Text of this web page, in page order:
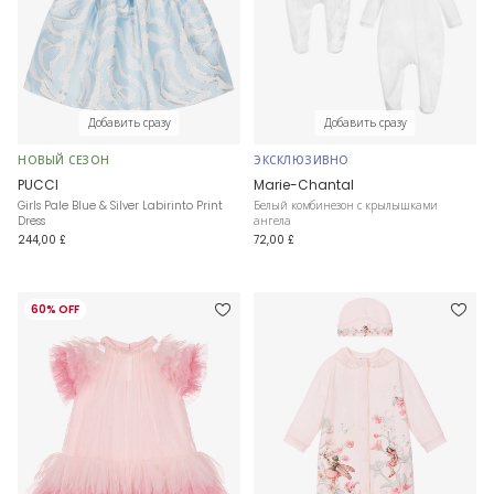
Добавить сразу
НОВЫЙ СЕЗОН
PUCCI
Girls Pale Blue & Silver Labirinto Print
Dress
244,00 £
Добавить сразу
ЭКСКЛЮЗИВНО
Marie-Chantal
Белый комбинезон с крылышками
ангела
72,00 £
60% OFF